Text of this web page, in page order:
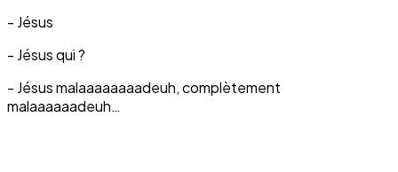
- Jésus
- Jésus qui ?
- Jésus malaaaaaaaadeuh, complètement
malaaaaaadeuh…